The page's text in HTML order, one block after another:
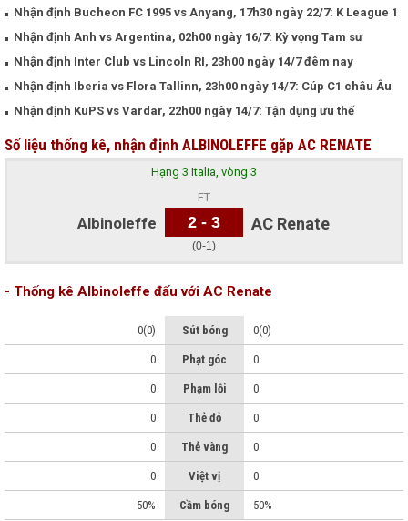
Nhận định Bucheon FC 1995 vs Anyang, 17h30 ngày 22/7: K League 1
Nhận định Anh vs Argentina, 02h00 ngày 16/7: Kỳ vọng Tam sư
Nhận định Inter Club vs Lincoln RI, 23h00 ngày 14/7 đêm nay
Nhận định Iberia vs Flora Tallinn, 23h00 ngày 14/7: Cúp C1 châu Âu
Nhận định KuPS vs Vardar, 22h00 ngày 14/7: Tận dụng ưu thế
Số liệu thống kê, nhận định ALBINOLEFFE gặp AC RENATE
Hạng 3 Italia, vòng 3
Albinoleffe
FT
2 - 3
(0-1)
AC Renate
- Thống kê Albinoleffe đấu với AC Renate
0(0) Sút bóng 0(0)
0 Phạt góc 0
0 Phạm lỗi 0
0 Thẻ đỏ 0
0 Thẻ vàng 0
0 Việt vị 0
50% Cầm bóng 50%